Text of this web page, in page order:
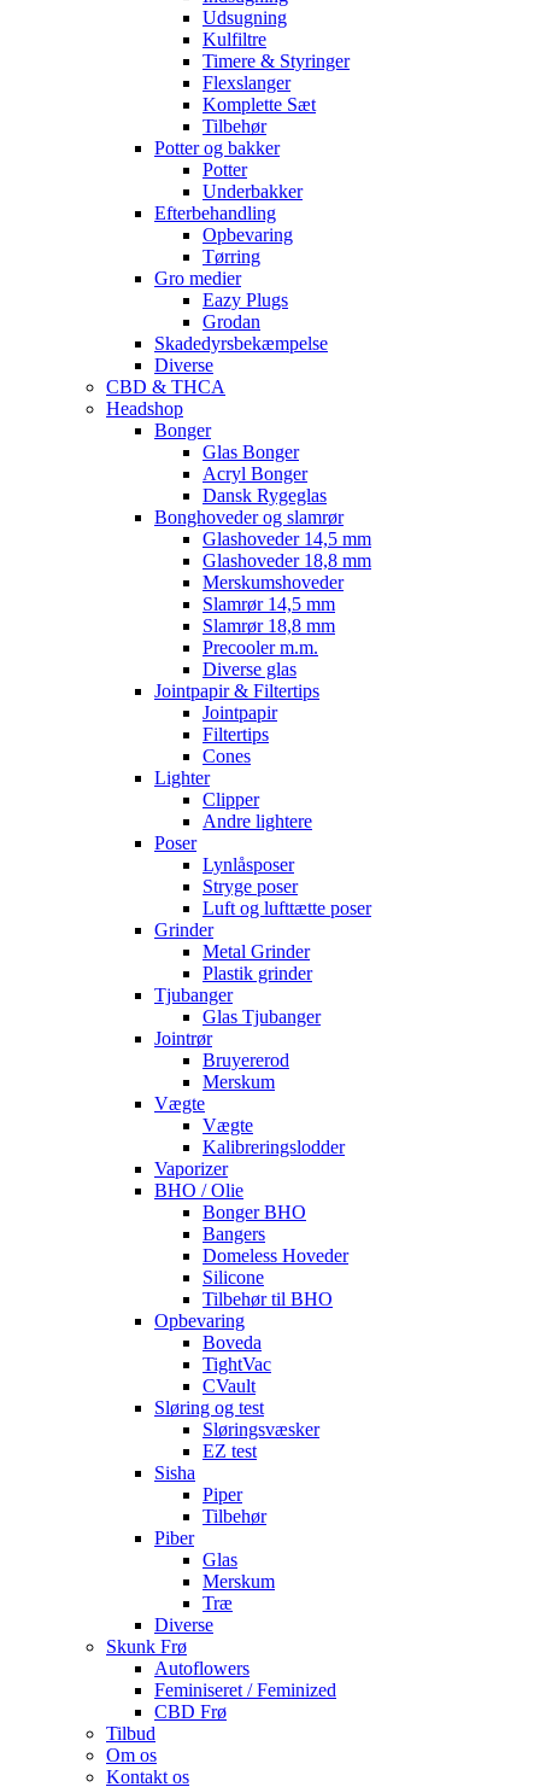
Udsugning
Kulfiltre
Timere & Styringer
Flexslanger
Komplette Sæt
Tilbehør
Potter og bakker
Potter
Underbakker
Efterbehandling
Opbevaring
Tørring
Gro medier
Eazy Plugs
Grodan
Skadedyrsbekæmpelse
Diverse
CBD & THCA
Headshop
Bonger
Glas Bonger
Acryl Bonger
Dansk Rygeglas
Bonghoveder og slamrør
Glashoveder 14,5 mm
Glashoveder 18,8 mm
Merskumshoveder
Slamrør 14,5 mm
Slamrør 18,8 mm
Precooler m.m.
Diverse glas
Jointpapir & Filtertips
Jointpapir
Filtertips
Cones
Lighter
Clipper
Andre lightere
Poser
Lynlåsposer
Stryge poser
Luft og lufttætte poser
Grinder
Metal Grinder
Plastik grinder
Tjubanger
Glas Tjubanger
Jointrør
Bruyererod
Merskum
Vægte
Vægte
Kalibreringslodder
Vaporizer
BHO / Olie
Bonger BHO
Bangers
Domeless Hoveder
Silicone
Tilbehør til BHO
Opbevaring
Boveda
TightVac
CVault
Sløring og test
Sløringsvæsker
EZ test
Sisha
Piper
Tilbehør
Piber
Glas
Merskum
Træ
Diverse
Skunk Frø
Autoflowers
Feminiseret / Feminized
CBD Frø
Tilbud
Om os
Kontakt os